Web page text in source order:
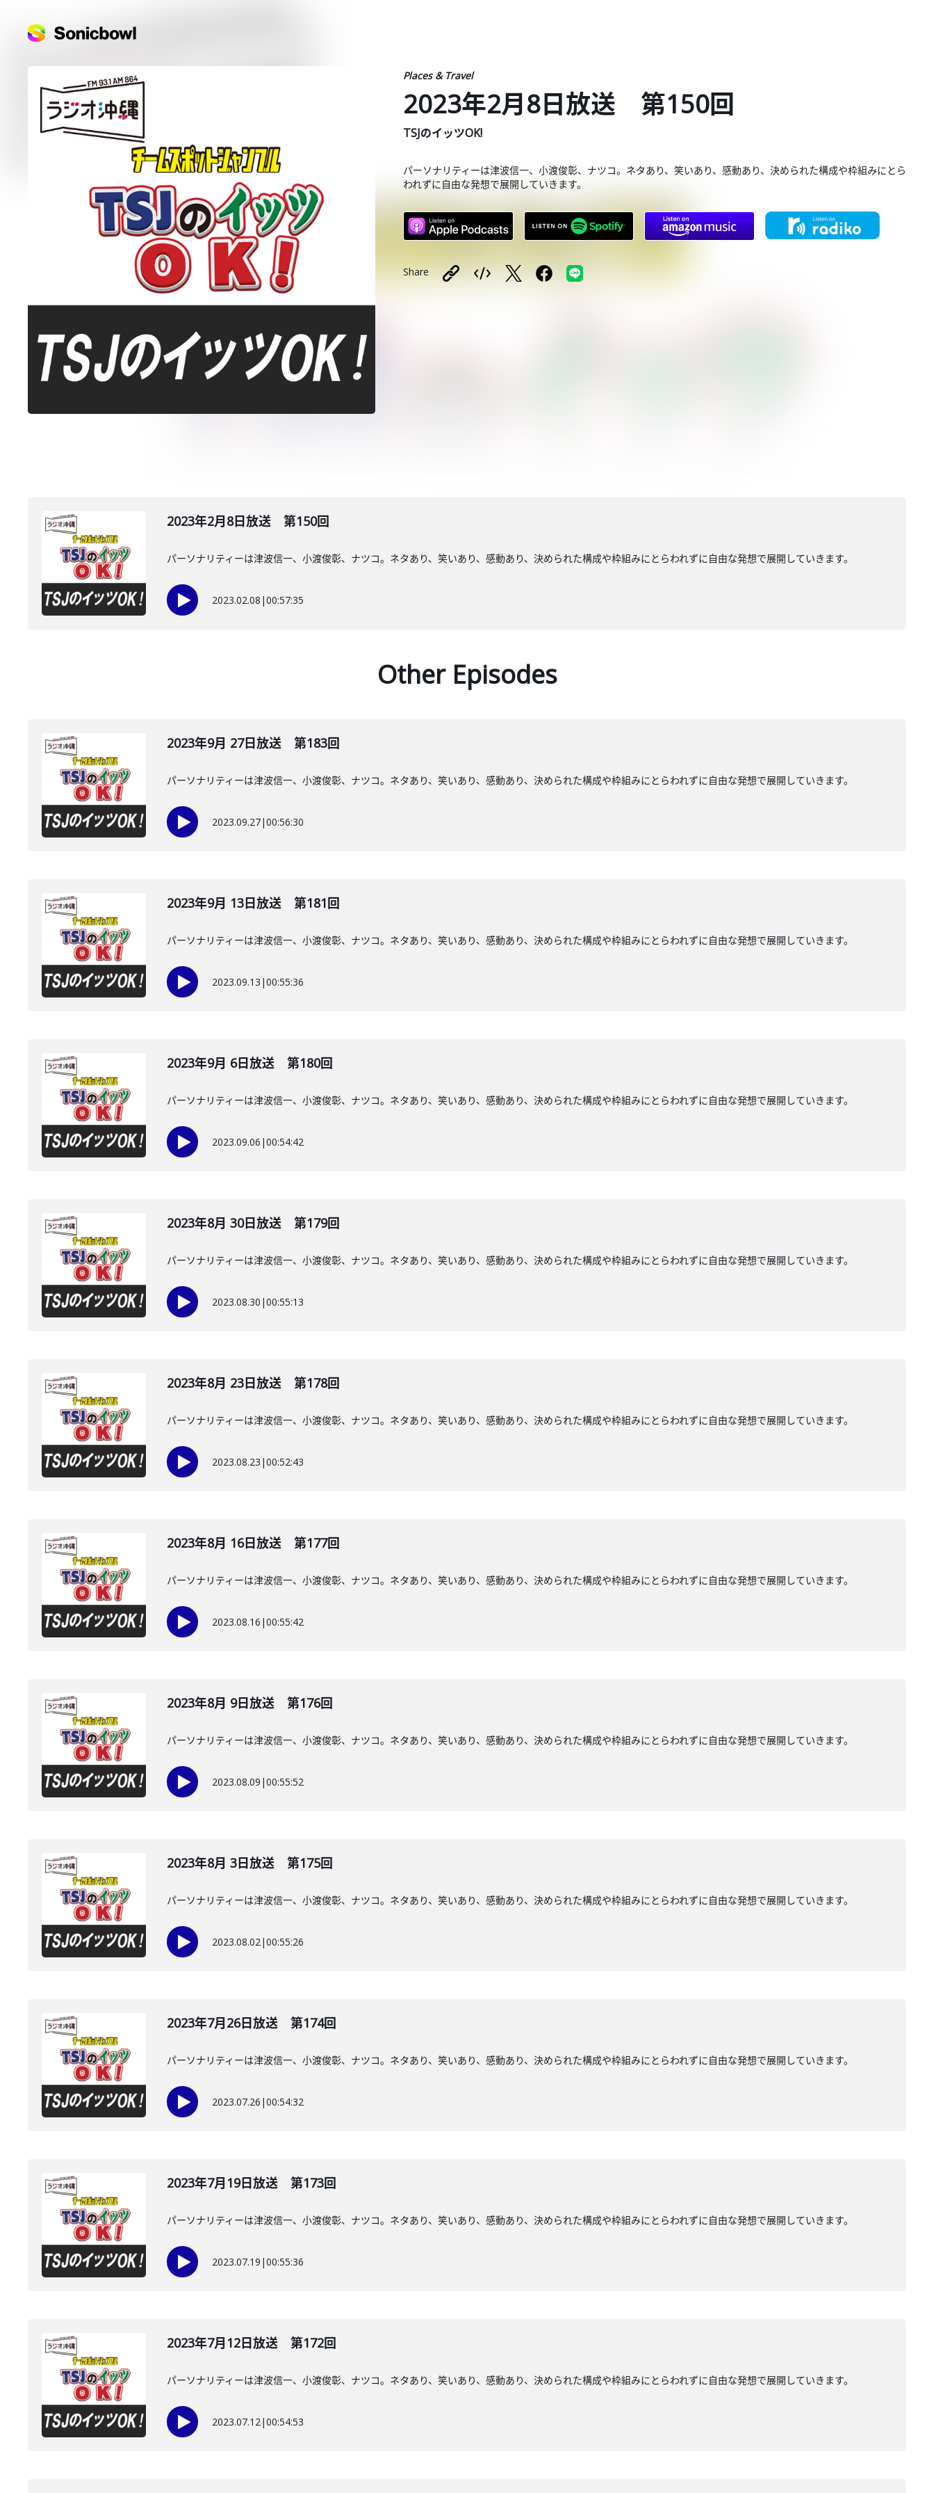
Places & Travel
2023年2月8日放送 第150回
TSJのイッツOK!
パーソナリティーは津波信一、小渡俊彰、ナツコ。ネタあり、笑いあり、感動あり、決められた構成や枠組みにとら
われずに自由な発想で展開していきます。
Share
2023年2月8日放送 第150回
パーソナリティーは津波信一、小渡俊彰、ナツコ。ネタあり、笑いあり、感動あり、決められた構成や枠組みにとらわれずに自由な発想で展開していきます。
2023.02.08 |00:57:35
Other Episodes
2023年9月 27日放送 第183回
パーソナリティーは津波信一、小渡俊彰、ナツコ。ネタあり、笑いあり、感動あり、決められた構成や枠組みにとらわれずに自由な発想で展開していきます。
2023.09.27|00:56:30
2023年9月 13日放送 第181回
パーソナリティーは津波信一、小渡俊彰、ナツコ。ネタあり、笑いあり、感動あり、決められた構成や枠組みにとらわれずに自由な発想で展開していきます。
2023.09.13 |00:55:36
2023年9月 6日放送 第180回
パーソナリティーは津波信一、小渡俊彰、ナツコ。ネタあり、笑いあり、感動あり、決められた構成や枠組みにとらわれずに自由な発想で展開していきます。
2023.09.06 |00:54:42
2023年8月 30日放送 第179回
パーソナリティーは津波信一、小渡俊彰、ナツコ。ネタあり、笑いあり、感動あり、決められた構成や枠組みにとらわれずに自由な発想で展開していきます。
2023.08.30 |00:55:13
2023年8月 23日放送 第178回
パーソナリティーは津波信一、小渡俊彰、ナツコ。ネタあり、笑いあり、感動あり、決められた構成や枠組みにとらわれずに自由な発想で展開していきます。
2023.08.23 |00:52:43
2023年8月 16日放送 第177回
パーソナリティーは津波信一、小渡俊彰、ナツコ。ネタあり、笑いあり、感動あり、決められた構成や枠組みにとらわれずに自由な発想で展開していきます。
2023.08.16 |00:55:42
2023年8月 9日放送 第176回
パーソナリティーは津波信一、小渡俊彰、ナツコ。ネタあり、笑いあり、感動あり、決められた構成や枠組みにとらわれずに自由な発想で展開していきます。
2023.08.09 |00:55:52
2023年8月 3日放送 第175回
パーソナリティーは津波信一、小渡俊彰、ナツコ。ネタあり、笑いあり、感動あり、決められた構成や枠組みにとらわれずに自由な発想で展開していきます。
2023.08.02|00:55:26
2023年7月26日放送 第174回
パーソナリティーは津波信一、小渡俊彰、ナツコ。ネタあり、笑いあり、感動あり、決められた構成や枠組みにとらわれずに自由な発想で展開していきます。
2023.07.26 |00:54:32
2023年7月19日放送 第173回
パーソナリティーは津波信一、小渡俊彰、ナツコ。ネタあり、笑いあり、感動あり、決められた構成や枠組みにとらわれずに自由な発想で展開していきます。
2023.07.19 |00:55:36
2023年7月12日放送 第172回
パーソナリティーは津波信一、小渡俊彰、ナツコ。ネタあり、笑いあり、感動あり、決められた構成や枠組みにとらわれずに自由な発想で展開していきます。
2023.07.12|00:54:53